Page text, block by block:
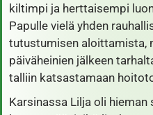
kiltimpi ja herttaisempi
Papulle vielä yhden
tutustumisen aloittamista,
päiväheinien jälkeen
talliin katsastamaan
Karsinassa Lilja oli hieman